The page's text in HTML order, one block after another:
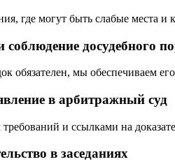
где могут быть слабые места и
досудебного
обязателен, мы обеспечиваем
в арбитражный суд
требований и ссылками на
в заседаниях